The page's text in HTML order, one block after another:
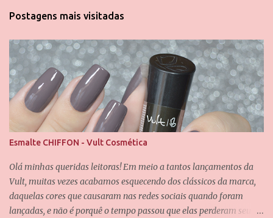
a
u
m
m
e
á
r
o
Postagens mais visitadas
Esmalte CHIFFON - Vult Cosmética
Olá minhas queridas leitoras! Em meio a tantos lançamentos da
Vult, muitas vezes acabamos esquecendo dos clássicos da marca,
daquelas cores que causaram nas redes sociais quando foram
lançadas, e não é porquê o tempo passou que elas perderam seu